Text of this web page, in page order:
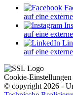
auf eine
auf eine
auf eine
Cookie-Einstellungen
© copyright 2026 -